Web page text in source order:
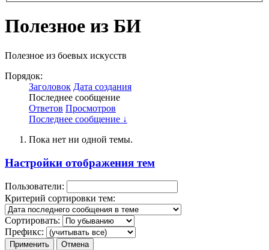
Полезное из БИ
Полезное из боевых искусств
Порядок:
Заголовок Дата создания
Последнее сообщение
Ответов Просмотров
Последнее сообщение ↓
Пока нет ни одной темы.
Настройки отображения тем
Пользователи:
Критерий сортировки тем:
Сортировать:
Префикс: